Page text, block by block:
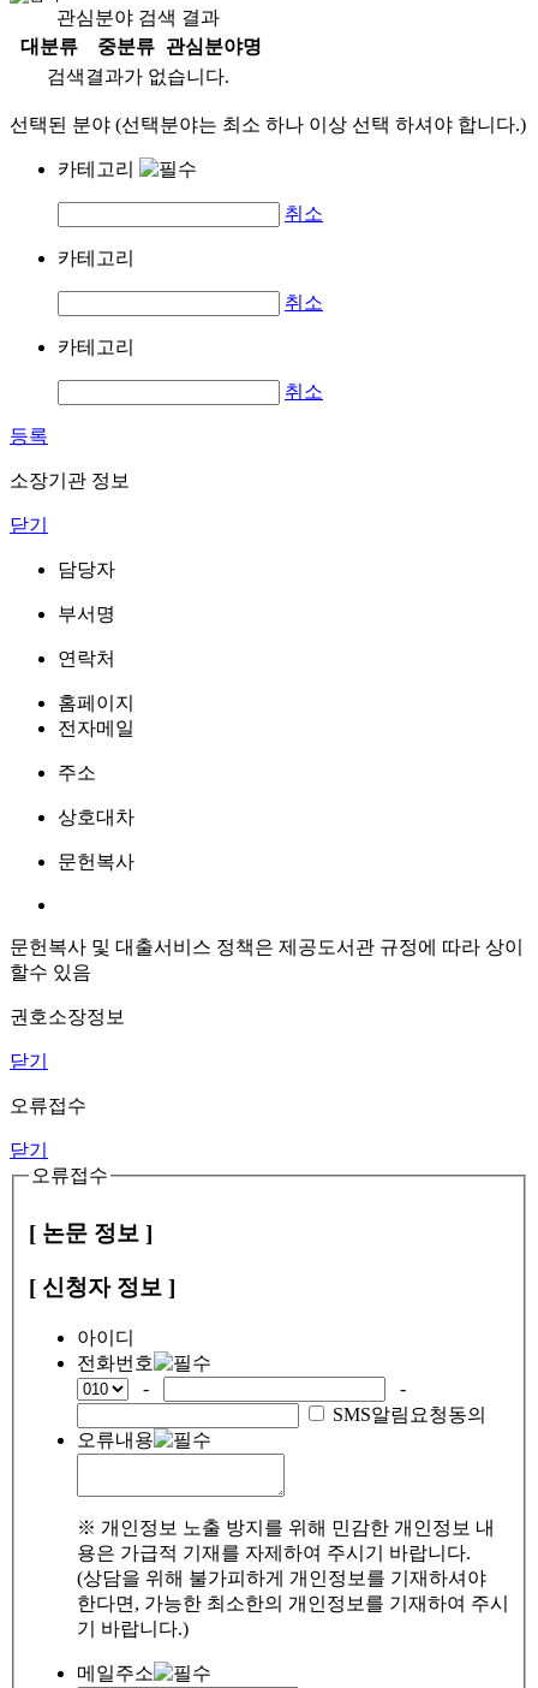
관심분야 검색 결과
대분류
중분류
관심분야명
검색결과가 없습니다.
선택된 분야 (선택분야는 최소 하나 이상 선택 하셔야 합니다.)
카테고리
취소
카테고리
취소
카테고리
취소
등록
소장기관 정보
닫기
담당자
부서명
연락처
홈페이지
전자메일
주소
상호대차
문헌복사
문헌복사 및 대출서비스 정책은 제공도서관 규정에 따라 상이
할수 있음
권호소장정보
닫기
오류접수
닫기
오류접수
[ 논문 정보 ]
[ 신청자 정보 ]
아이디
전화번호
-
-
SMS알림요청동의
오류내용
※ 개인정보 노출 방지를 위해 민감한 개인정보 내
용은 가급적 기재를 자제하여 주시기 바랍니다.
(상담을 위해 불가피하게 개인정보를 기재하셔야
한다면, 가능한 최소한의 개인정보를 기재하여 주시
기 바랍니다.)
메일주소